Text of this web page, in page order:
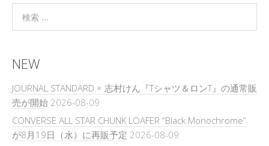
NEW
JOURNAL STANDARD × 志村けん『Tシャツ＆ロンT』の通常販
売が開始 2026-08-09
CONVERSE ALL STAR CHUNK LOAFER “Black Monochrome”
が8月19日（水）に再販予定 2026-08-09